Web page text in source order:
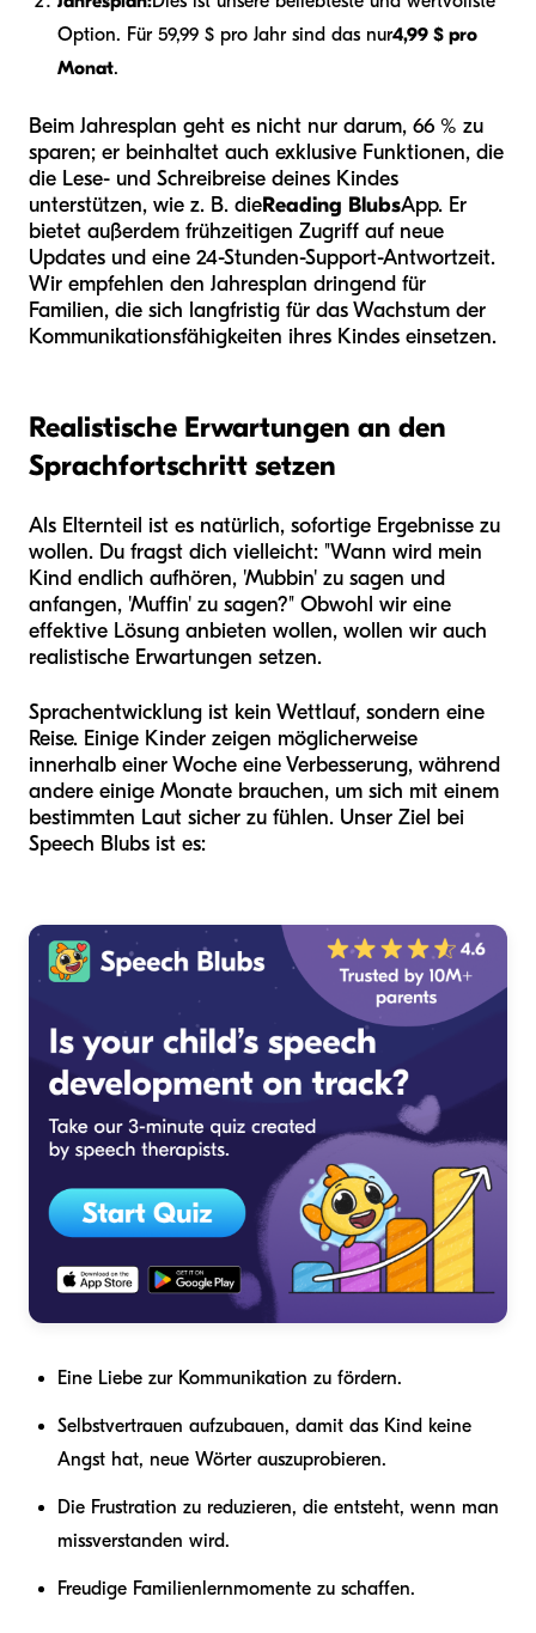
Option. Für 59,99 $ pro Jahr sind das nur4,99 $ pro
Monat.
Beim Jahresplan geht es nicht nur darum, 66 % zu
sparen; er beinhaltet auch exklusive Funktionen, die
die Lese- und Schreibreise deines Kindes
unterstützen, wie z. B. dieReading BlubsApp. Er
bietet außerdem frühzeitigen Zugriff auf neue
Updates und eine 24-Stunden-Support-Antwortzeit.
Wir empfehlen den Jahresplan dringend für
Familien, die sich langfristig für das Wachstum der
Kommunikationsfähigkeiten ihres Kindes einsetzen.
Realistische Erwartungen an den
Sprachfortschritt setzen
Als Elternteil ist es natürlich, sofortige Ergebnisse zu
wollen. Du fragst dich vielleicht: "Wann wird mein
Kind endlich aufhören, 'Mubbin' zu sagen und
anfangen, 'Muffin' zu sagen?" Obwohl wir eine
effektive Lösung anbieten wollen, wollen wir auch
realistische Erwartungen setzen.
Sprachentwicklung ist kein Wettlauf, sondern eine
Reise. Einige Kinder zeigen möglicherweise
innerhalb einer Woche eine Verbesserung, während
andere einige Monate brauchen, um sich mit einem
bestimmten Laut sicher zu fühlen. Unser Ziel bei
Speech Blubs ist es:
Eine Liebe zur Kommunikation zu fördern.
Selbstvertrauen aufzubauen, damit das Kind keine
Angst hat, neue Wörter auszuprobieren.
Die Frustration zu reduzieren, die entsteht, wenn man
missverstanden wird.
Freudige Familienlernmomente zu schaffen.